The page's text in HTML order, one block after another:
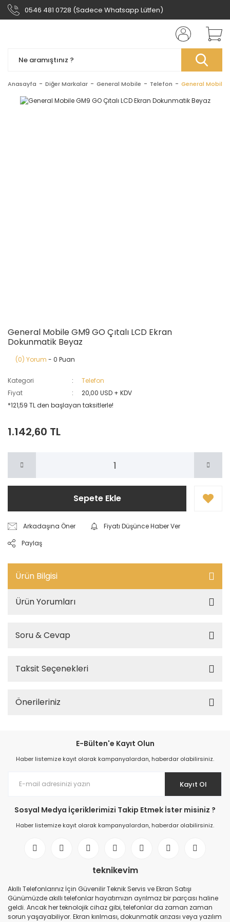
0546 481 0728 (Sadece Whatsapp Lütfen)
Anasayfa Diğer Markalar General Mobile Telefon General Mobile
General Mobile GM9 GO Çıtalı LCD Ekran
Dokunmatik Beyaz
(0) Yorum - 0 Puan
Kategori
Telefon
Fiyat
20,00 USD + KDV
*121,59 TL den başlayan taksitlerle!
1.142,60 TL
Sepete Ekle
Arkadaşına Öner
Fiyatı Düşünce Haber Ver
Paylaş
Ürün Bilgisi
Ürün Yorumları
Soru & Cevap
Taksit Seçenekleri
Önerileriniz
E-Bülten'e Kayıt Olun
Haber listemize kayıt olarak kampanyalardan, haberdar olabilirsiniz.
Kayıt Ol
Sosyal Medya İçeriklerimizi Takip Etmek İster misiniz ?
Haber listemize kayıt olarak kampanyalardan, haberdar olabilirsiniz.
teknikevim
Akıllı Telefonlarınız İçin Güvenilir Teknik Servis ve Ekran Satışı
Günümüzde akıllı telefonlar hayatımızın ayrılmaz bir parçası haline
geldi. Ancak her teknolojik cihaz gibi, telefonlar da zaman zaman
sorun yaşayabiliyor. Ekran kırılması, dokunmatik arızası veya yazılım